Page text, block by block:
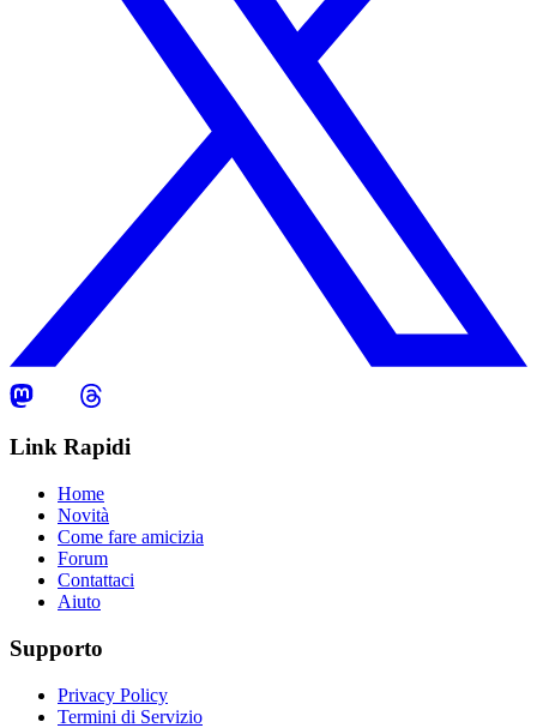
Link Rapidi
Home
Novità
Come fare amicizia
Forum
Contattaci
Aiuto
Supporto
Privacy Policy
Termini di Servizio